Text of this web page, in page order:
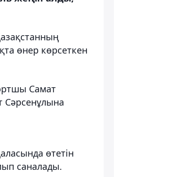
өнер көрсеткен
Самат
Сәрсенұлына
өтетін
саналады.